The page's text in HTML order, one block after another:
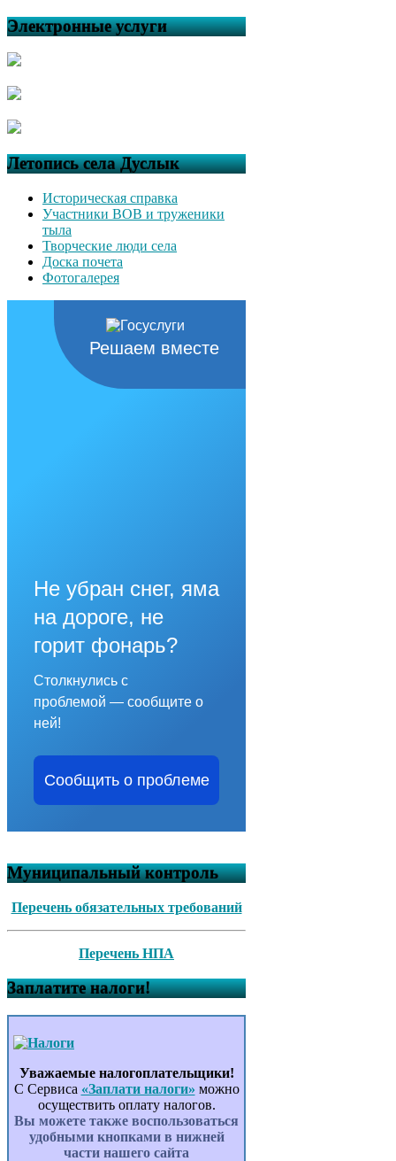
Электронные услуги
Летопись села Дуслык
Историческая справка
Участники ВОВ и труженики
тыла
Творческие люди села
Доска почета
Фотогалерея
Решаем вместе
Не убран снег, яма
на дороге, не
горит фонарь?
Столкнулись с
проблемой — сообщите о
ней!
Сообщить о проблеме
Муниципальный контроль
Перечень обязательных требований
Перечень НПА
Заплатите налоги!
Уважаемые налогоплательщики!
С Сервиса «Заплати налоги» можно
осуществить оплату налогов.
Вы можете также воспользоваться
удобными кнопками в нижней
части нашего сайта